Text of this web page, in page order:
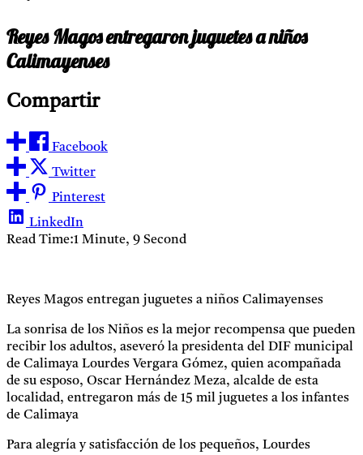
Reyes Magos entregaron juguetes a niños
Calimayenses
Compartir
Facebook
Twitter
Pinterest
LinkedIn
Read Time:1 Minute, 9 Second
Reyes Magos entregan juguetes a niños Calimayenses
La sonrisa de los Niños es la mejor recompensa que pueden
recibir los adultos, aseveró la presidenta del DIF municipal
de Calimaya Lourdes Vergara Gómez, quien acompañada
de su esposo, Oscar Hernández Meza, alcalde de esta
localidad, entregaron más de 15 mil juguetes a los infantes
de Calimaya
Para alegría y satisfacción de los pequeños, Lourdes